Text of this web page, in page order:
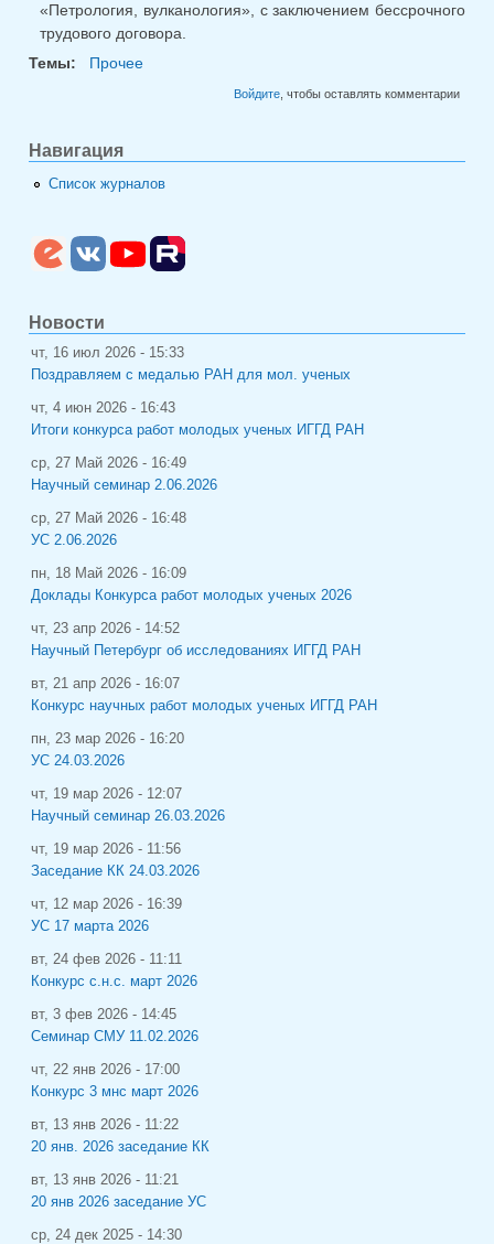
«Петрология, вулканология», с заключением бессрочного
трудового договора.
Темы:
Прочее
Войдите, чтобы оставлять комментарии
Навигация
Список журналов
Новости
чт, 16 июл 2026 - 15:33
Поздравляем с медалью РАН для мол. ученых
чт, 4 июн 2026 - 16:43
Итоги конкурса работ молодых ученых ИГГД РАН
ср, 27 Май 2026 - 16:49
Научный семинар 2.06.2026
ср, 27 Май 2026 - 16:48
УС 2.06.2026
пн, 18 Май 2026 - 16:09
Доклады Конкурса работ молодых ученых 2026
чт, 23 апр 2026 - 14:52
Научный Петербург об исследованиях ИГГД РАН
вт, 21 апр 2026 - 16:07
Конкурс научных работ молодых ученых ИГГД РАН
пн, 23 мар 2026 - 16:20
УС 24.03.2026
чт, 19 мар 2026 - 12:07
Научный семинар 26.03.2026
чт, 19 мар 2026 - 11:56
Заседание КК 24.03.2026
чт, 12 мар 2026 - 16:39
УС 17 марта 2026
вт, 24 фев 2026 - 11:11
Конкурс с.н.с. март 2026
вт, 3 фев 2026 - 14:45
Семинар СМУ 11.02.2026
чт, 22 янв 2026 - 17:00
Конкурс 3 мнс март 2026
вт, 13 янв 2026 - 11:22
20 янв. 2026 заседание КК
вт, 13 янв 2026 - 11:21
20 янв 2026 заседание УС
ср, 24 дек 2025 - 14:30